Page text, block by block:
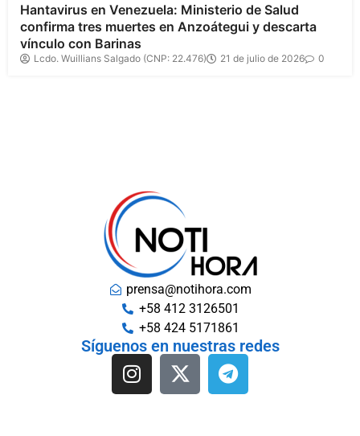
Hantavirus en Venezuela: Ministerio de Salud
confirma tres muertes en Anzoátegui y descarta
vínculo con Barinas
Lcdo. Wuillians Salgado (CNP: 22.476) 21 de julio de 2026 0
prensa@notihora.com
+58 412 3126501
+58 424 5171861
Síguenos en nuestras redes